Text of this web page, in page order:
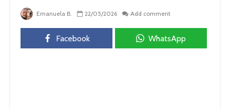
Emanuela B. 22/05/2026 Add comment
Facebook WhatsApp